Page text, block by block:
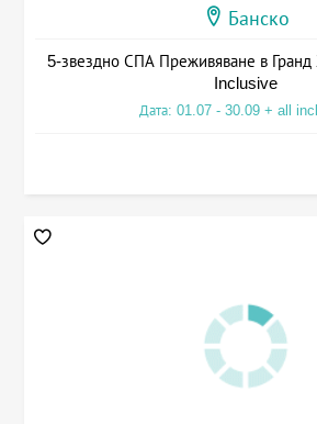
Банско
5-звездно СПА Преживяване в Гранд
Inclusive
Дата: 01.07 - 30.09 + all